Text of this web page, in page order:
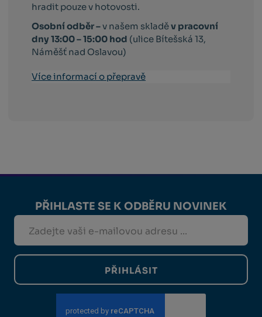
hradit pouze v hotovosti.
Osobní odběr –v našem skladěv pracovní
dny 13:00 – 15:00 hod (ulice Bítešská 13,
Náměšť nad Oslavou)
Více informací o přepravě
PŘIHLASTE SE K ODBĚRU NOVINEK
PŘIHLÁSIT